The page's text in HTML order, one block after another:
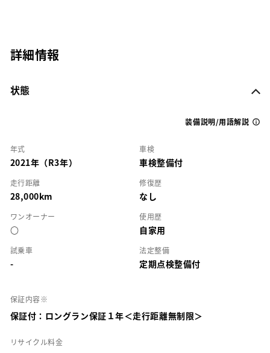
詳細情報
状態
装備説明/用語解説
年式
2021年（R3年）
車検
車検整備付
走行距離
28,000km
修復歴
なし
ワンオーナー
○
使用歴
自家用
試乗車
-
法定整備
定期点検整備付
保証内容※
保証付：ロングラン保証１年＜走行距離無制限＞
リサイクル料金